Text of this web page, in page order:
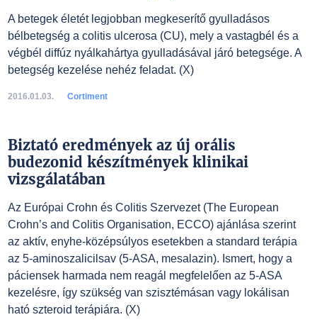
A betegek életét legjobban megkeserítő gyulladásos
bélbetegség a colitis ulcerosa (CU), mely a vastagbél és a
végbél diffúz nyálkahártya gyulladásával járó betegsége. A
betegség kezelése nehéz feladat. (X)
2016.01.03. Cortiment
Biztató eredmények az új orális
budezonid készítmények klinikai
vizsgálatában
Az Európai Crohn és Colitis Szervezet (The European
Crohn’s and Colitis Organisation, ECCO) ajánlása szerint
az aktív, enyhe-középsúlyos esetekben a standard terápia
az 5-aminoszalicilsav (5-ASA, mesalazin). Ismert, hogy a
páciensek harmada nem reagál megfelelően az 5-ASA
kezelésre, így szükség van szisztémásan vagy lokálisan
ható szteroid terápiára. (X)